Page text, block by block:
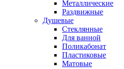
Металлические
Раздвижные
Душевые
Стеклянные
Для ванной
Поликабонат
Пластиковые
Матовые